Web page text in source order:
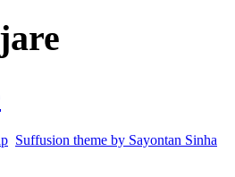
Suffusion theme by Sayontan Sinha